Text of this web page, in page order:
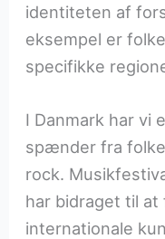
identiteten af
eksempel er
specifikke
I Danmark har vi
spænder fra
rock.
har bidraget til at
internationale